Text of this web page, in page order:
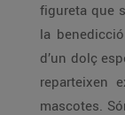
figureta que
la
d’un dolç
reparteixen
mascotes.